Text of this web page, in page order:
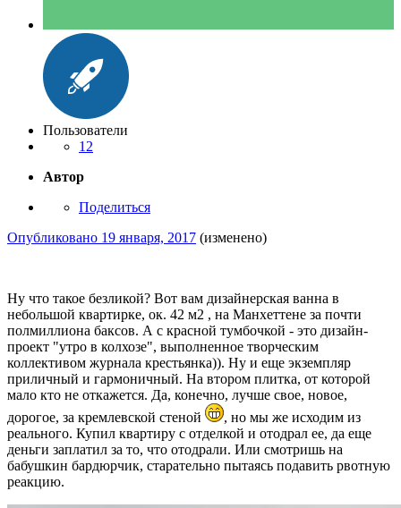
Пользователи
12
Автор
Поделиться
Опубликовано 19 января, 2017 (изменено)
Ну что такое безликой? Вот вам дизайнерская ванна в
небольшой квартирке, ок. 42 м2 , на Манхеттене за почти
полмиллиона баксов. А с красной тумбочкой - это дизайн-
проект "утро в колхозе", выполненное творческим
коллективом журнала крестьянка)). Ну и еще экземпляр
приличный и гармоничный. На втором плитка, от которой
мало кто не откажется. Да, конечно, лучше свое, новое,
дорогое, за кремлевской стеной
, но мы же исходим из
реального. Купил квартиру с отделкой и отодрал ее, да еще
деньги заплатил за то, что отодрали. Или смотришь на
бабушкин бардюрчик, старательно пытаясь подавить рвотную
реакцию.